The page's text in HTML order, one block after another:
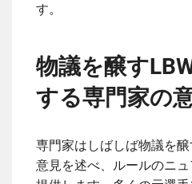
す。
物議を醸す
する専門家の
専門家はしばしば物議を
意見を述べ、ルールのニ